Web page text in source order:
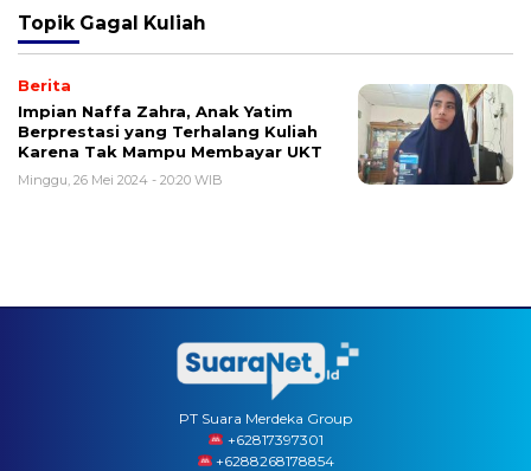
Topik Gagal Kuliah
Berita
Impian Naffa Zahra, Anak Yatim
Berprestasi yang Terhalang Kuliah
Karena Tak Mampu Membayar UKT
Minggu, 26 Mei 2024 - 20:20 WIB
PT Suara Merdeka Group
‪+62817397301
+6288268178854